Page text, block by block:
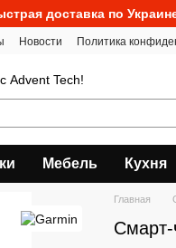
доставка по
Новости Политика
Advent Tech!
Мебель Кухня
Главная
Смарт-